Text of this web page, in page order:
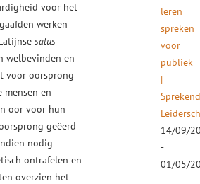
voor het
werken
salus
welbevinden en
voor oorsprong
mensen en
oor voor hun
geëerd
nodig
ontrafelen en
overzien het
leren
spreken
voor
publiek
|
14/09/
-
01/05/